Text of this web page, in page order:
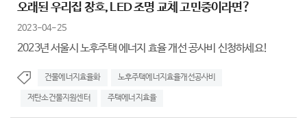
오래된 우리집 창호, LED 조명 교체 고민중이라면?
2023-04-25
2023년 서울시 노후주택 에너지 효율 개선 공사비 신청하세요!
건물에너지효율화 노후주택에너지효율개선공사비
저탄소건물지원센터 주택에너지효율